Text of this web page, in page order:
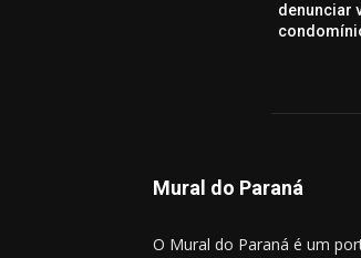
denunciar
Mural do Paraná
O Mural do Paraná é um